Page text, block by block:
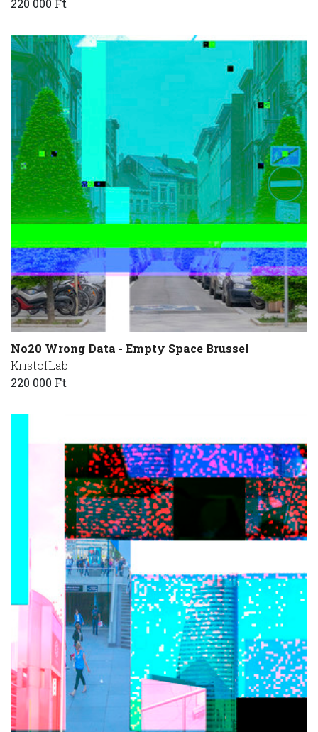
220 000 Ft
No20 Wrong Data - Empty Space Brussel
KristofLab
220 000 Ft